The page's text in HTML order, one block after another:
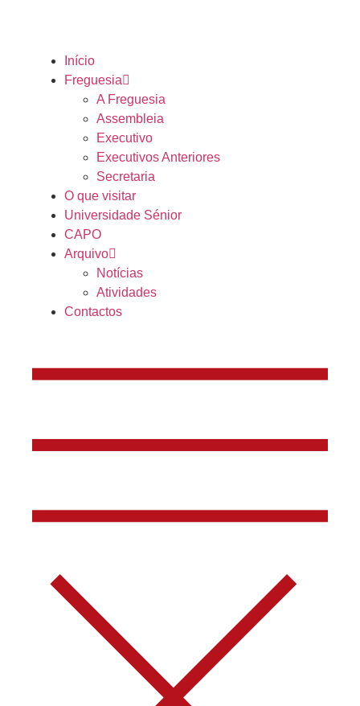
Início
Freguesia
A Freguesia
Assembleia
Executivo
Executivos Anteriores
Secretaria
O que visitar
Universidade Sénior
CAPO
Arquivo
Notícias
Atividades
Contactos